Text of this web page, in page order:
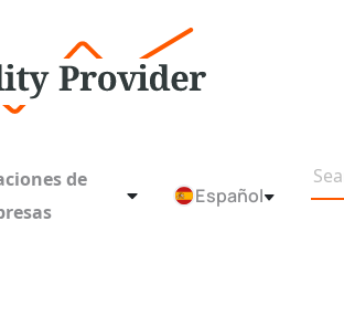
de
Español